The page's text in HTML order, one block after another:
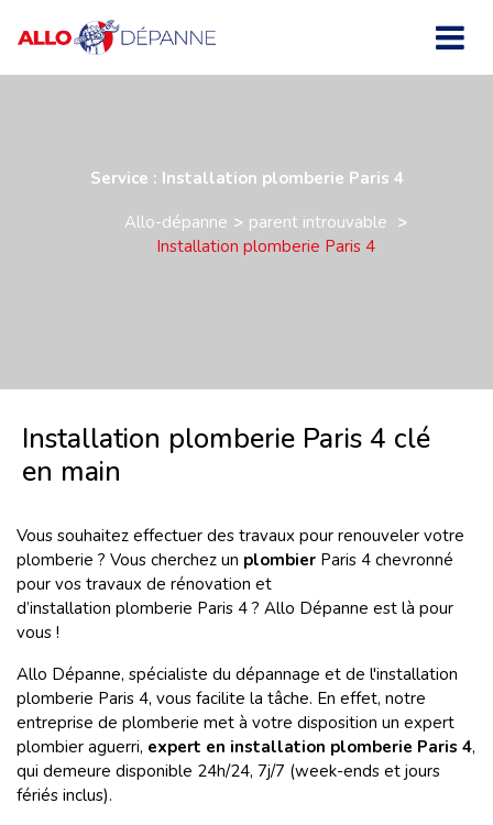
Service : Installation plomberie Paris 4
Allo-dépanne
parent introuvable
Installation plomberie Paris 4
Installation plomberie Paris 4 clé
en main
Vous souhaitez effectuer des travaux pour renouveler votre
plomberie ? Vous cherchez un plombier Paris 4 chevronné
pour vos travaux de rénovation et
d’installation plomberie Paris 4 ? Allo Dépanne est là pour
vous !
Allo Dépanne, spécialiste du dépannage et de l'installation
plomberie Paris 4, vous facilite la tâche. En effet, notre
entreprise de plomberie met à votre disposition un expert
plombier aguerri, expert en installation plomberie Paris 4,
qui demeure disponible 24h/24, 7j/7 (week-ends et jours
fériés inclus).